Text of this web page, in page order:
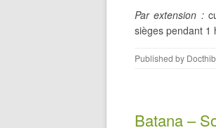
Par extension :
sièges pendant 1
Published by Docthib
Batana –